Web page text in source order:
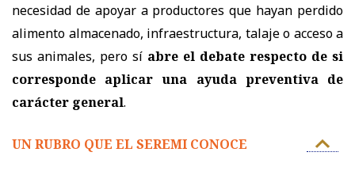
necesidad de apoyar a productores que hayan perdido
alimento almacenado, infraestructura, talaje o acceso a
sus animales, pero sí abre el debate respecto de si
corresponde aplicar una ayuda preventiva de
carácter general.
UN RUBRO QUE EL SEREMI CONOCE